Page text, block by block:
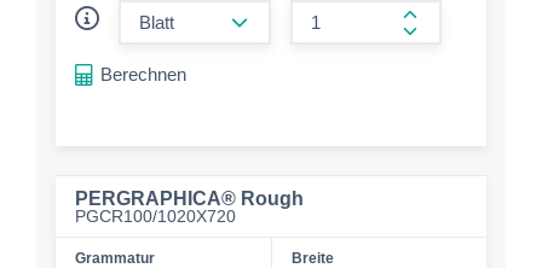
form.increase-
Berechnen
PERGRAPHICA® Rough
PGCR100/1020X720
Grammatur
Breite